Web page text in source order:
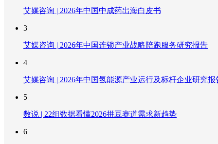
艾媒咨询 | 2026年中国中成药出海白皮书
3
艾媒咨询 | 2026年中国连锁产业战略陪跑服务研究报告
4
艾媒咨询 | 2026年中国氢能源产业运行及标杆企业研究报
5
数说 | 22组数据看懂2026拼豆赛道需求新趋势
6